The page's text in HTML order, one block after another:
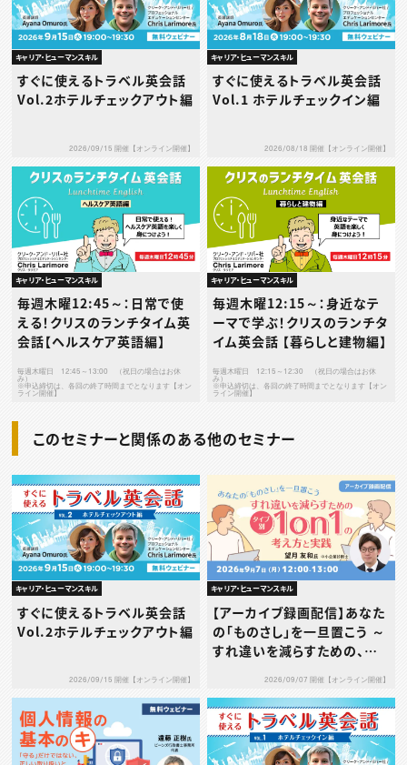
キャリア・ヒューマンスキル
すぐに使えるトラベル英会話
Vol.2ホテルチェックアウト編
2026/09/15 開催【オンライン開催】
キャリア・ヒューマンスキル
すぐに使えるトラベル英会話
Vol.1 ホテルチェックイン編
2026/08/18 開催【オンライン開催】
キャリア・ヒューマンスキル
毎週木曜12:45～：日常で使
える！クリスのランチタイム英
会話【ヘルスケア英語編】
毎週木曜日 12:45～13:00 （祝日の場合はお休
み）
※申込締切は、各回の終了時間までとなります【オン
ライン開催】
キャリア・ヒューマンスキル
毎週木曜12:15～：身近なテ
ーマで学ぶ！クリスのランチタ
イム英会話 【暮らしと建物編】
毎週木曜日 12:15～12:30 （祝日の場合はお休
み）
※申込締切は、各回の終了時間までとなります【オン
ライン開催】
このセミナーと関係のある他のセミナー
キャリア・ヒューマンスキル
すぐに使えるトラベル英会話
Vol.2ホテルチェックアウト編
2026/09/15 開催【オンライン開催】
キャリア・ヒューマンスキル
【アーカイブ録画配信】あなた
の「ものさし」を一旦置こう ～
すれ違いを減らすための、タ
2026/09/07 開催【オンライン開催】